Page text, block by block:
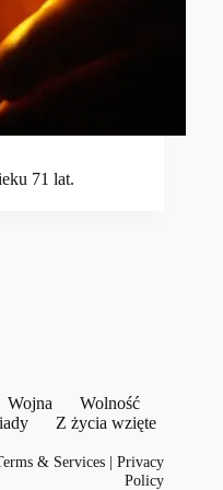
71 lat.
Wojna
Wolność
Z życia wzięte
& Services |Privacy
Policy